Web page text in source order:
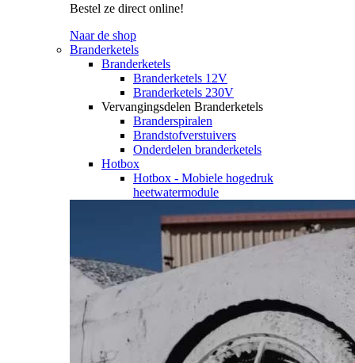
Bestel ze direct online!
Naar de shop
Branderketels
Branderketels
Branderketels 12V
Branderketels 230V
Vervangingsdelen Branderketels
Branderspiralen
Brandstofverstuivers
Onderdelen branderketels
Hotbox
Hotbox - Mobiele hogedruk
heetwatermodule